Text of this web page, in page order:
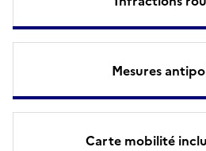
Mesures
Carte mobilité